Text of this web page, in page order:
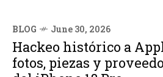
BLOG June 30, 2026
Hackeo histórico a
fotos, piezas y